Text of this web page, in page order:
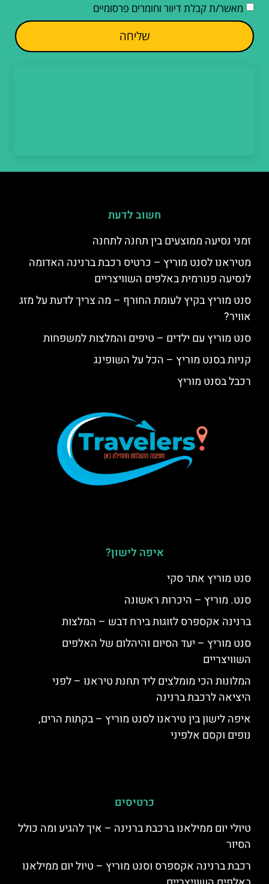
מאשר/ת קבלת דיוור וחומרים פרסומיים
שליחה
חשוב לדעת
זמני נסיעה ממוצעים בין תחנה לתחנה
מטיראנו לסנט מוריץ – כרטיס רכבת ברנינה האדומה
לנסיעה פנורמית באלפים השוויצריים
סנט מוריץ בקיץ לעומת החורף – מה צריך לדעת על מזג
אוויר?
סנט מוריץ עם ילדים – טיפים והמלצות למשפחות
קניות בסנט מוריץ – הכל על השופינג
רכבל בסנט מוריץ
איפה לישון?
סנט מוריץ אתר סקי
סנט. מוריץ – היכרות ראשונה
ברנינה אקספרס לזוגות בירח דבש – המלצות
סנט מוריץ – יעד הסיום והיהלום של האלפים
השוויצריים
המלונות הכי מומלצים ליד תחנת טיראנו – לפני
היציאה לרכבת ברנינה
איפה לישון בין טיראנו לסנט מוריץ – בקתות הרים,
נופים וקסם אלפיני
כרטיסים
טיולי יום ממילאנו ברכבת ברנינה – איך להגיע ומה כולל
הסיור
רכבת ברנינה אקספרס וסנט מוריץ – טיול יום ממילאנו